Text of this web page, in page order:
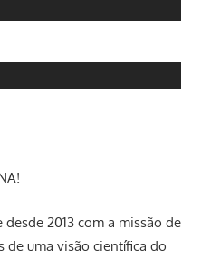
2013 com a missão de
de uma visão científica do